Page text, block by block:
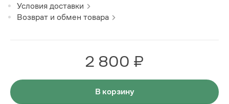
Условия доставки
Возврат и обмен товара
2 800 ₽
В корзину